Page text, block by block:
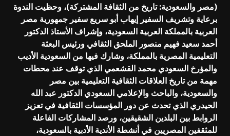
(مصر والسعودية: تاريخ من الثقافة المشتركة)، وحظيت الندوة
برعاية وتشريف السفير إيهاب أبو سريع سفير جمهورية مصر
العربية بالمملكة العربية السعودية، وإشراف الأستاذ الدكتور
أحمد سعيد فهيم منصور الملحق الثقافي ورئيس البعثة
التعليمية المصرية بالمملكة، وشارك فيها من السعودية الأديب
والمؤرخ السعودي محمد القشعمي الذي توقف عند محطات
مهمة من تاريخ العلاقات الثقافية التعليمية بين مصر
والسعودية، والباحث والإعلامي السعودي الدكتور عبد الله
الحيدري الذي تحدث عن دور المؤسسات الثقافية في تعزيز
الروابط بين البلدين الشقيقين، ورصد المشاركات الفاعلة
للمثقفين المصريين في أنشطة الأندية الأدبية بالسعودية،